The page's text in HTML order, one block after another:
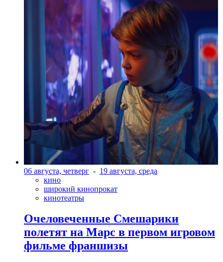
06 августа, четверг - 19 августа, среда
кино
широкий кинопрокат
кинотеатры
Очеловеченные Смешарики
полетят на Марс в первом игровом
фильме франшизы